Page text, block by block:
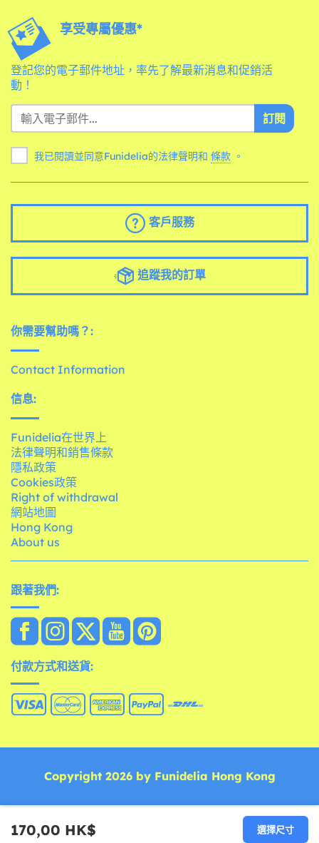
170,00 HK$ 選擇尺寸
享受專屬優惠*
登記您的電子郵件地址，率先了解最新消息和促銷活
動！
訂閱
我已閱讀並同意Funidelia的法律聲明和 條款 。
客戶服務
追蹤我的訂單
你需要幫助嗎？:
Contact Information
信息:
Funidelia在世界上
法律聲明和銷售條款
隱私政策
Cookies政策
Right of withdrawal
網站地圖
Hong Kong
About us
跟著我們:
付款方式和送貨:
Copyright 2026 by Funidelia Hong Kong